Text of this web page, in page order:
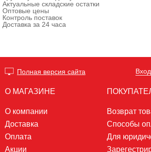
Актуальные складские остатки
Оптовые цены
Контроль поставок
Доставка за 24 часа
Полная версия сайта Вход
О МАГАЗИНЕ
О компании
Доставка
Оплата
Акции
Возврат
Способы
Для